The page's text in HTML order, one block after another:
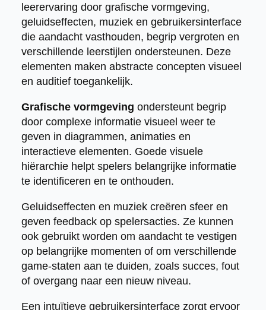
leerervaring door grafische vormgeving,
geluidseffecten, muziek en gebruikersinterface
die aandacht vasthouden, begrip vergroten en
verschillende leerstijlen ondersteunen. Deze
elementen maken abstracte concepten visueel
en auditief toegankelijk.
Grafische vormgeving ondersteunt begrip
door complexe informatie visueel weer te
geven in diagrammen, animaties en
interactieve elementen. Goede visuele
hiërarchie helpt spelers belangrijke informatie
te identificeren en te onthouden.
Geluidseffecten en muziek creëren sfeer en
geven feedback op spelersacties. Ze kunnen
ook gebruikt worden om aandacht te vestigen
op belangrijke momenten of om verschillende
game-staten aan te duiden, zoals succes, fout
of overgang naar een nieuw niveau.
Een intuïtieve gebruikersinterface zorgt ervoor